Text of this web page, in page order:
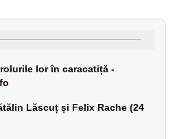
lor în caracatiță -
Lăscuț și Felix Rache (24